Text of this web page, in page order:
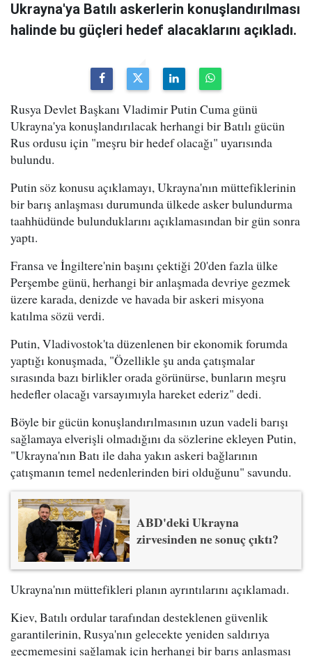
Ukrayna'ya Batılı askerlerin konuşlandırılması
halinde bu güçleri hedef alacaklarını açıkladı.
Rusya Devlet Başkanı Vladimir Putin Cuma günü
Ukrayna'ya konuşlandırılacak herhangi bir Batılı gücün
Rus ordusu için "meşru bir hedef olacağı" uyarısında
bulundu.
Putin söz konusu açıklamayı, Ukrayna'nın müttefiklerinin
bir barış anlaşması durumunda ülkede asker bulundurma
taahhüdünde bulunduklarını açıklamasından bir gün sonra
yaptı.
Fransa ve İngiltere'nin başını çektiği 20'den fazla ülke
Perşembe günü, herhangi bir anlaşmada devriye gezmek
üzere karada, denizde ve havada bir askeri misyona
katılma sözü verdi.
Putin, Vladivostok'ta düzenlenen bir ekonomik forumda
yaptığı konuşmada, "Özellikle şu anda çatışmalar
sırasında bazı birlikler orada görünürse, bunların meşru
hedefler olacağı varsayımıyla hareket ederiz" dedi.
Böyle bir gücün konuşlandırılmasının uzun vadeli barışı
sağlamaya elverişli olmadığını da sözlerine ekleyen Putin,
"Ukrayna'nın Batı ile daha yakın askeri bağlarının
çatışmanın temel nedenlerinden biri olduğunu" savundu.
ABD'deki Ukrayna
zirvesinden ne sonuç çıktı?
Ukrayna'nın müttefikleri planın ayrıntılarını açıklamadı.
Kiev, Batılı ordular tarafından desteklenen güvenlik
garantilerinin, Rusya'nın gelecekte yeniden saldırıya
geçmemesini sağlamak için herhangi bir barış anlaşması